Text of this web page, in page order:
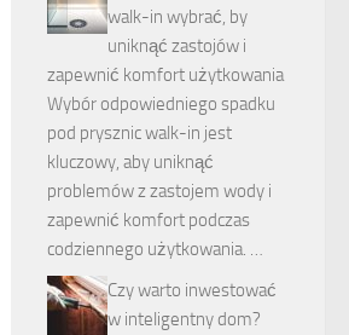
walk-in wybrać, by
uniknąć zastojów i
zapewnić komfort użytkowania
Wybór odpowiedniego spadku
pod prysznic walk-in jest
kluczowy, aby uniknąć
problemów z zastojem wody i
zapewnić komfort podczas
codziennego użytkowania. …
Czy warto inwestować
w inteligentny dom?